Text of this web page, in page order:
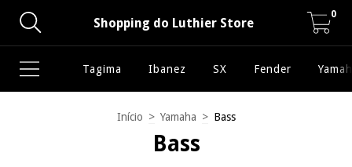
Shopping do Luthier Store
0
Tagima Ibanez SX Fender
Início > Yamaha > Bass
Bass